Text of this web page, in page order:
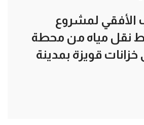
الأفقي لمشروع
نقل مياه من محطة
خزانات قويزة بمدينة